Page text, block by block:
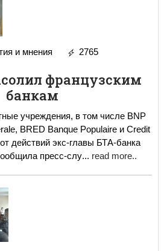
и мнения
2765
французским
банкам
учреждения, в том числе BNP
BRED Banque Populaire и Credit
действий экс-главы БТА-банка
пресс-слу... read more..